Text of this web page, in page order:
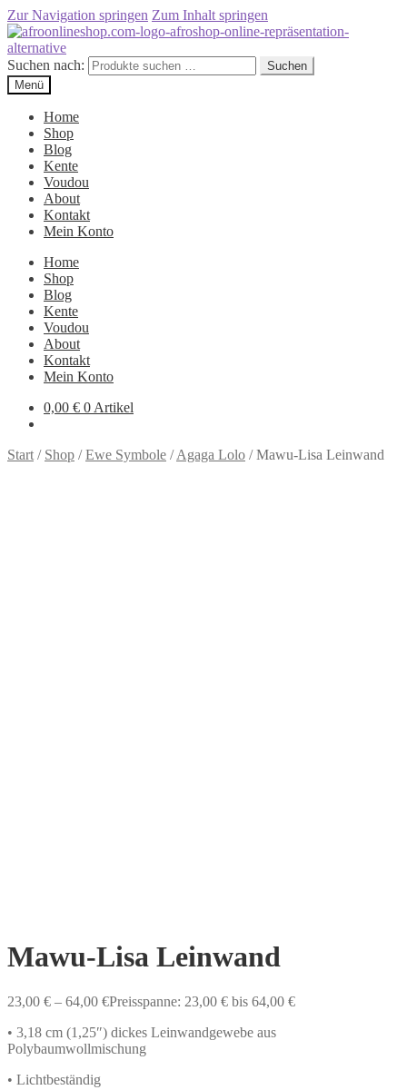
Zur Navigation springen Zum Inhalt springen
Suchen nach:
Suchen
Menü
Home
Shop
Blog
Kente
Voudou
About
Kontakt
Mein Konto
Home
Shop
Blog
Kente
Voudou
About
Kontakt
Mein Konto
0,00 € 0 Artikel
Start / Shop /Ewe Symbole /Agaga Lolo /Mawu-Lisa Leinwand
Mawu-Lisa Leinwand
23,00 € – 64,00 €Preisspanne: 23,00 € bis 64,00 €
• 3,18 cm (1,25″) dickes Leinwandgewebe aus
Polybaumwollmischung
• Lichtbeständig